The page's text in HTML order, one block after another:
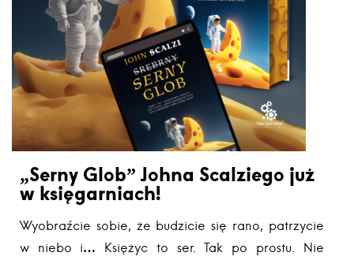
„Serny Glob” Johna Scalziego już
w księgarniach!
Wyobraźcie sobie, że budzicie się rano, patrzycie
w niebo i… Księżyc to ser. Tak po prostu. Nie